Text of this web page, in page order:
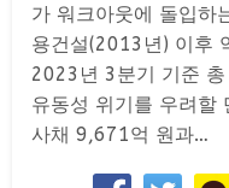
가 워크아웃에 돌입하
용건설(2013년) 이후
2023년 3분기 기준
유동성 위기를 우려할
사채 9,671억 원과…